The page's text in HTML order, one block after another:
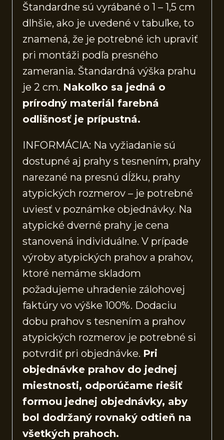
Štandardne sú vyrábané o 1 – 1,5 cm
dlhšie, ako je uvedené v tabuľke, to
znamená, že je potrebné ich upraviť
pri montáži podľa presného
zamerania. Štandardná výška prahu
je 2 cm. Nakoľko sa jedná o
prírodný materiál farebná
odlišnosť je prípustná.
INFORMÁCIA: Na vyžiadanie sú
dostupné aj prahy s tesnením, prahy
narezané na presnú dĺžku, prahy
atypických rozmerov – je potrebné
uviesť v poznámke objednávky. Na
atypické dverné prahy je cena
stanovená individuálne. V prípade
výroby atypických prahov a prahov,
ktoré nemáme skladom
požadujeme uhradenie zálohovej
faktúry vo výške 100%. Dodaciu
dobu prahov s tesnením a prahov
atypických rozmerov je potrebné si
potvrdiť pri objednávke. Pri
objednávke prahov do jednej
miestnosti, odporúčame riešiť
formou jednej objednávky, aby
bol dodržaný rovnaký odtieň na
všetkých prahoch.